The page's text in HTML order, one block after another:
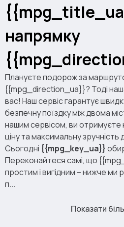
напрямку
Плануєте подорож за
{{mpg_direction_ua}}? Тоді
вас! Наш сервіс гарантує
безпечну поїздку між двома
нашим сервісом, ви отримуєте
ціну та максимальну
Сьогодні {{mpg_key_ua}}
Переконайтеся самі, що
простим і вигідним – нижче ми
п...
Показати